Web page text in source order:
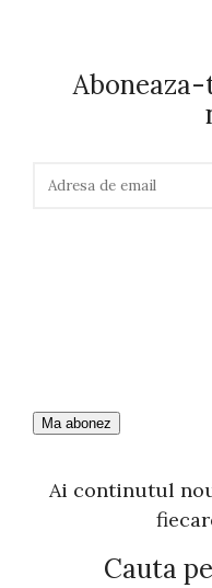
Ai continutul
Cauta